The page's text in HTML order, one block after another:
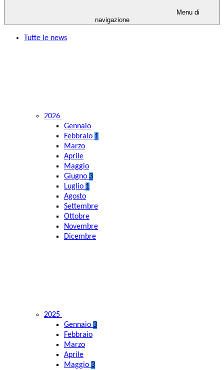
Menu di
navigazione
Tutte le news
2026
Gennaio
Febbraio 1
Marzo
Aprile
Maggio
Giugno 3
Luglio 1
Agosto
Settembre
Ottobre
Novembre
Dicembre
2025
Gennaio 3
Febbraio
Marzo
Aprile
Maggio 3